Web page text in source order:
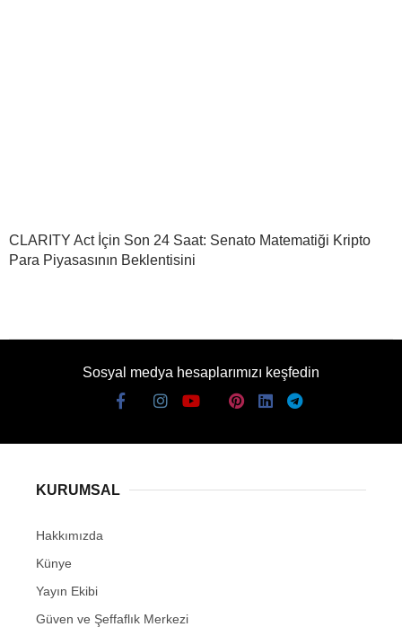
CLARITY Act İçin Son 24 Saat: Senato Matematiği Kripto
Para Piyasasının Beklentisini
Sosyal medya hesaplarımızı keşfedin
KURUMSAL
Hakkımızda
Künye
Yayın Ekibi
Güven ve Şeffaflık Merkezi